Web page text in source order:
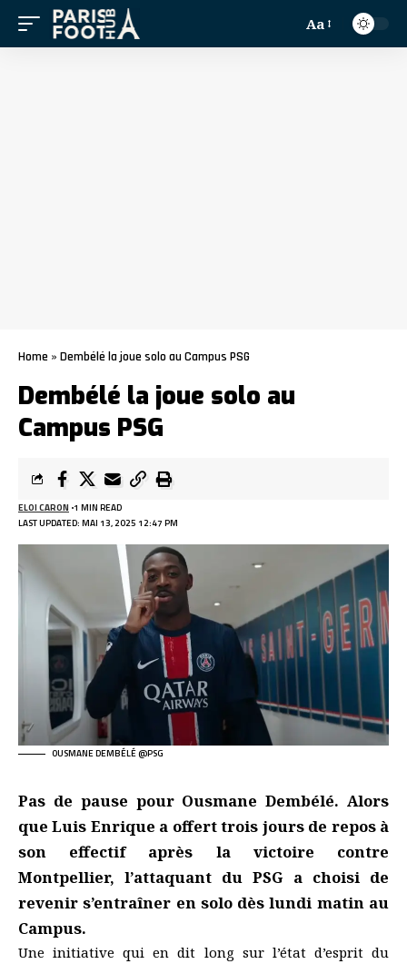
Aa
Home » Dembélé la joue solo au Campus PSG
Dembélé la joue solo au
Campus PSG
LAST UPDATED: MAI 13, 2025 12:47 PM
ELOI CARON 1 MIN READ
OUSMANE DEMBÉLÉ @PSG
Pas de pause pour Ousmane Dembélé. Alors
que Luis Enrique a offert trois jours de repos à
son effectif après la victoire contre
Montpellier, l’attaquant du PSG a choisi de
revenir s’entraîner en solo dès lundi matin au
Campus.
Une initiative qui en dit long sur l’état d’esprit du